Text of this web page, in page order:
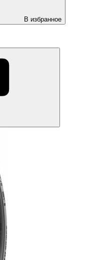
В избранное